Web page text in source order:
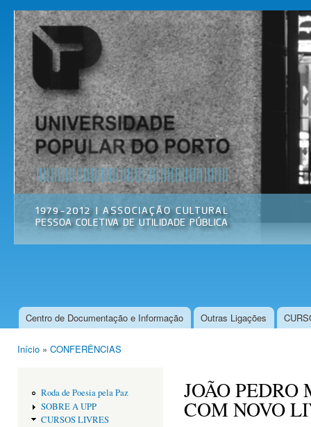
Universidade
Popular do
Porto
Associação
Cultural
Menu principal
Centro de Documentação e Informação Outras Ligações
Início » CONFERÊNCIAS
Roda de Poesia pela Paz
SOBRE A UPP
CURSOS LIVRES
JOÃO PEDRO
COM NOVO